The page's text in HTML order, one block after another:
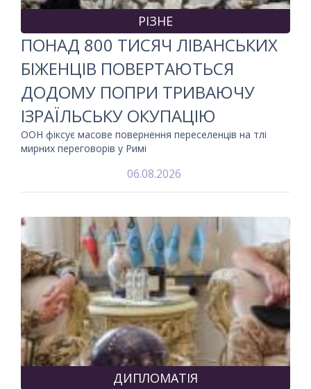
РІЗНЕ
ПОНАД 800 ТИСЯЧ ЛІВАНСЬКИХ
БІЖЕНЦІВ ПОВЕРТАЮТЬСЯ
ДОДОМУ ПОПРИ ТРИВАЮЧУ
ІЗРАЇЛЬСЬКУ ОКУПАЦІЮ
ООН фіксує масове повернення переселенців на тлі
мирних переговорів у Римі
06.08.2026
ДИПЛОМАТІЯ